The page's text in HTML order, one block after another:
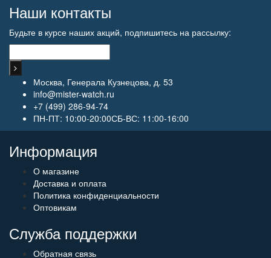
Наши контакты
Будьте в курсе наших акций, подпишитесь на рассылку:
Москва, Генерала Кузнецова, д. 53
info@mister-watch.ru
+7 (499) 286-94-74
ПН-ПТ: 10:00-20:00СБ-ВС: 11:00-16:00
Информация
О магазине
Доставка и оплата
Политика конфиденциальности
Оптовикам
Служба поддержки
Обратная связь